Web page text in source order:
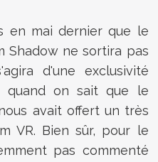
en mai dernier que le
Shadow ne sortira pas
d'une exclusivité
quand on sait que le
avait offert un très
VR. Bien sûr, pour le
pas commenté